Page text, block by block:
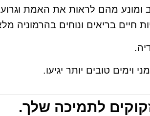
ומונע מהם לראות את האמת
חיים בריאים ונוחים
וימים טובים יותר יגיעו.
לתמיכה שלך.